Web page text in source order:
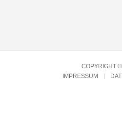
COPYRIGHT
IMPRESSUM